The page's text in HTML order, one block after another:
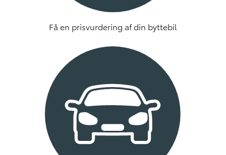
Få en prisvurdering af din byttebil